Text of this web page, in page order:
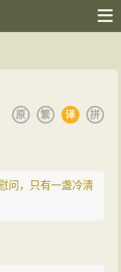
拼
译
繁
原
问，只有一盏冷清